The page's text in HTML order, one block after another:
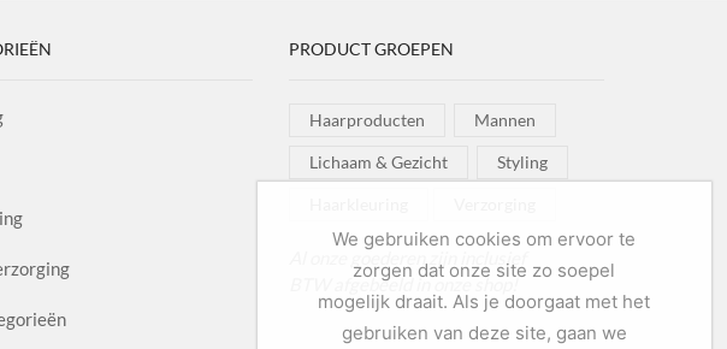
PRODUCT GROEPEN
Haarproducten Mannen
Lichaam & Gezicht Styling
Al onze goederen zijn inclusief
BTW afgebeeld in onze shop!
We gebruiken cookies om ervoor te
zorgen dat onze site zo soepel
mogelijk draait. Als je doorgaat met het
gebruiken van deze site, gaan we